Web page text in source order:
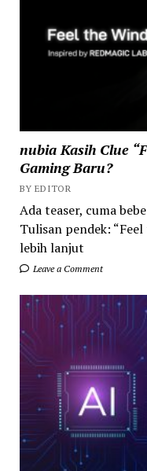
nubia Kasih Clue
Gaming Baru?
BY EDITOR
Ada teaser, cuma
Tulisan pendek:
lebih lanjut
Leave a Comment